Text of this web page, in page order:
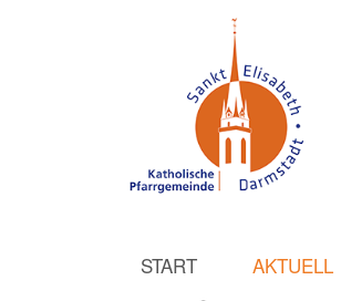
START AKTUELL